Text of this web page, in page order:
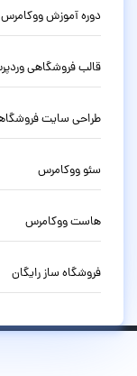
دوره آموزش ووکامرس
قالب فروشگاهی
طراحی سایت
سئو ووکامرس
هاست ووکامرس
فروشگاه ساز رایگان